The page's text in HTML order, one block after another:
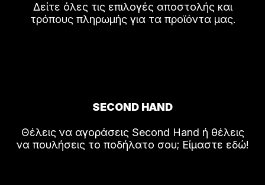
Δείτε όλες τις επιλογές αποστολής και
τρόπους πληρωμής για τα προϊόντα μας.
SECOND HAND
Θέλεις να αγοράσεις Second Hand ή θέλεις
να πουλήσεις το ποδήλατο σου; Είμαστε εδώ!